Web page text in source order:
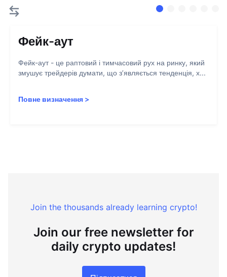
Фейк-аут
Фейк-аут - це раптовий і тимчасовий рух на ринку, який
змушує трейдерів думати, що з’являється тенденція, х...
Повне визначення >
Join the thousands already learning crypto!
Join our free newsletter for
daily crypto updates!